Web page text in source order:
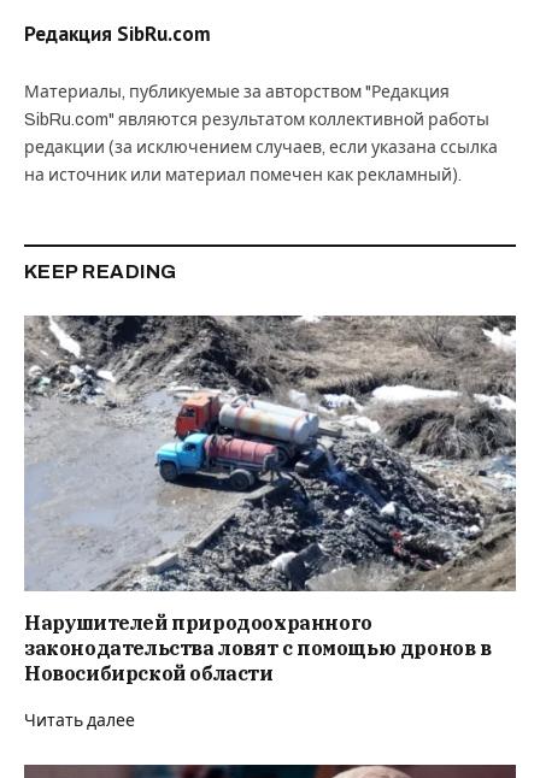
Редакция SibRu.com
Материалы, публикуемые за авторством "Редакция
SibRu.com" являются результатом коллективной работы
редакции (за исключением случаев, если указана ссылка
на источник или материал помечен как рекламный).
KEEP READING
Нарушителей природоохранного
законодательства ловят с помощью дронов в
Новосибирской области
Читать далее